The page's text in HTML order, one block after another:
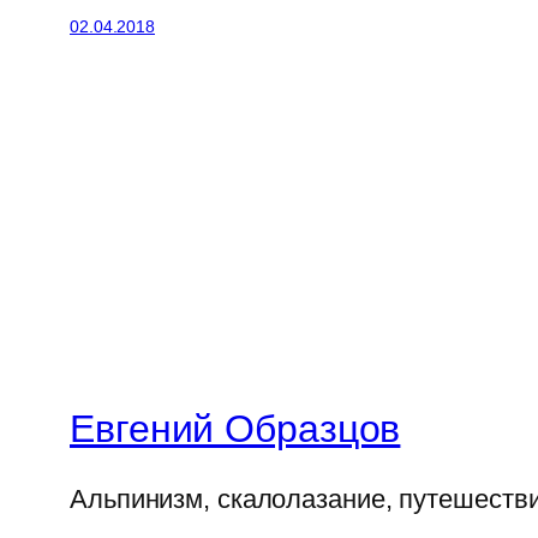
02.04.2018
Евгений Образцов
Альпинизм, скалолазание,